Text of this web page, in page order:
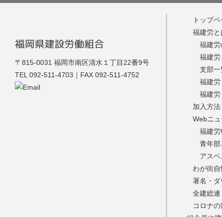
福建労
福岡県建設労働組合
〒815-0031 福岡市南区清水１丁目22番9号
TEL 092-511-4703｜FAX 092-511-4752
トップ
福建労と
福建
福建労
支部一
福建
福建
加入方法
Webニ
福建
青年
アス
わが街自
署名・
全建総
コロナ